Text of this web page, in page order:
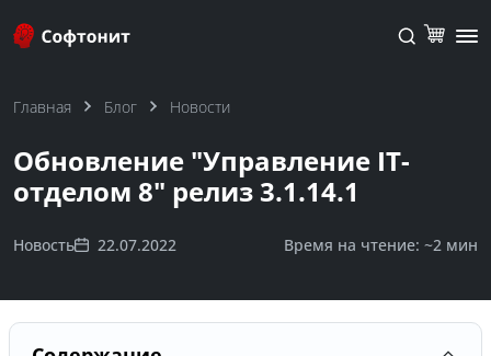
Главная Блог Новости
Обновление "Управление IT-
отделом 8" релиз 3.1.14.1
Новость 22.07.2022 Время на чтение: ~2 мин